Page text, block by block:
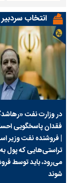
انتخاب سردبیر
در وزارت نفت
فقدان پاسخگویی
| فروشنده نفت وزیر
تراستی‌هایی که پول
می‌رود، باید توسط
شوند